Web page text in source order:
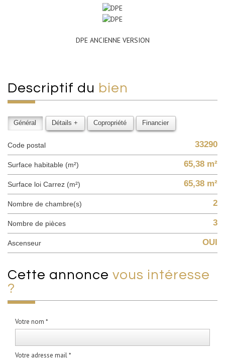
DPE ANCIENNE VERSION
descriptif du bien
Général Détails + Copropriété Financier
Code postal 33290
Surface habitable (m²) 65,38 m²
Surface loi Carrez (m²) 65,38 m²
Nombre de chambre(s) 2
Nombre de pièces 3
Ascenseur OUI
cette annonce vous intéresse
?
Votre nom *
Votre adresse mail *